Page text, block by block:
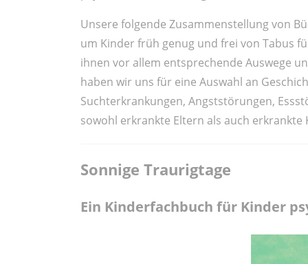
Unsere folgende Zusammenstellung von
um Kinder früh genug und frei von Tabus
ihnen vor allem entsprechende Auswege
haben wir uns für eine Auswahl an
Suchterkrankungen, Angststörungen,
sowohl erkrankte Eltern als auch erkrankte
Sonnige Traurigtage
Ein Kinderfachbuch für Kinder